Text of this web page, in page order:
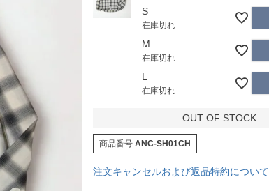
S
在庫切れ
M
在庫切れ
L
在庫切れ
OUT OF STOCK
商品番号 ANC-SH01CH
注文キャンセルおよび返品特約について